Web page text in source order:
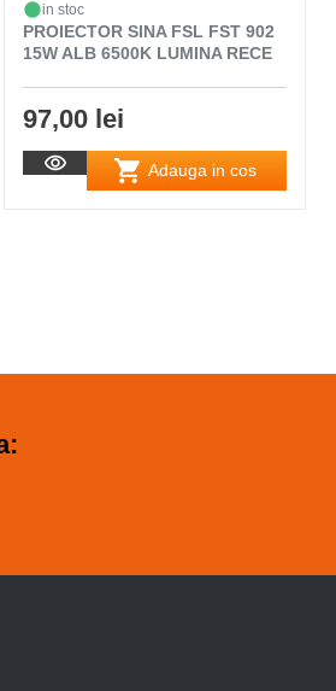
in stoc
PROIECTOR SINA FSL FST 902
15W ALB 6500K LUMINA RECE
97,00 lei
Adauga in cos